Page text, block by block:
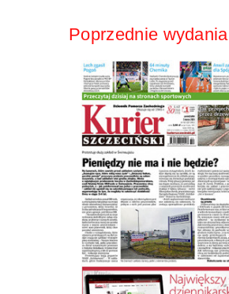
Poprzednie wydania